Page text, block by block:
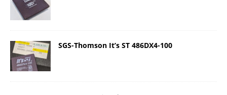
SGS-Thomson It’s ST 486DX4-100